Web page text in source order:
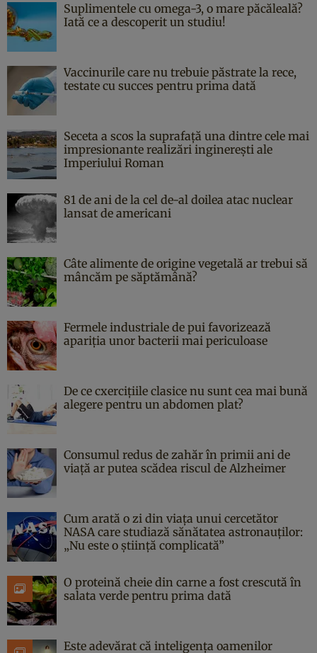
Suplimentele cu omega-3, o mare păcăleală?
Iată ce a descoperit un studiu!
Vaccinurile care nu trebuie păstrate la rece,
testate cu succes pentru prima dată
Seceta a scos la suprafață una dintre cele mai
impresionante realizări inginerești ale
Imperiului Roman
81 de ani de la cel de-al doilea atac nuclear
lansat de americani
Câte alimente de origine vegetală ar trebui să
mâncăm pe săptămână?
Fermele industriale de pui favorizează
apariția unor bacterii mai periculoase
De ce cxercițiile clasice nu sunt cea mai bună
alegere pentru un abdomen plat?
Consumul redus de zahăr în primii ani de
viață ar putea scădea riscul de Alzheimer
Cum arată o zi din viața unui cercetător
NASA care studiază sănătatea astronauților:
„Nu este o știință complicată”
O proteină cheie din carne a fost crescută în
salata verde pentru prima dată
Este adevărat că inteligența oamenilor